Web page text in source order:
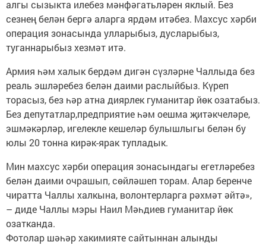
алгы сызыкта илебез мәнфәгатьләрен яклый. Без
сезнең белән бергә аларга ярдәм итәбез. Махсус хәрби
операция зонасында улларыбыз, дусларыбыз,
туганнарыбыз хезмәт итә.
Армия һәм халык бердәм дигән сүзләрне Чаллыда без
реаль эшләребез белән даими раслыйбыз. Күреп
торасыз, без һәр атна диярлек гуманитар йөк озатабыз.
Без депутатлар,предприятие һәм оешма җитәкчеләре,
эшмәкәрләр, игелекле кешеләр булышлыгы белән бу
юлы 20 тонна кирәк-ярак тупладык.
Мин махсус хәрби операция зонасындагы егетләребез
белән даими очрашып, сөйләшеп торам. Алар беренче
чиратта Чаллы халкына, волонтерларга рәхмәт әйтә»,
– диде Чаллы мэры Наил Мәһдиев гуманитар йөк
озатканда.
Фотолар шәһәр хакимияте сайтыннан алынды